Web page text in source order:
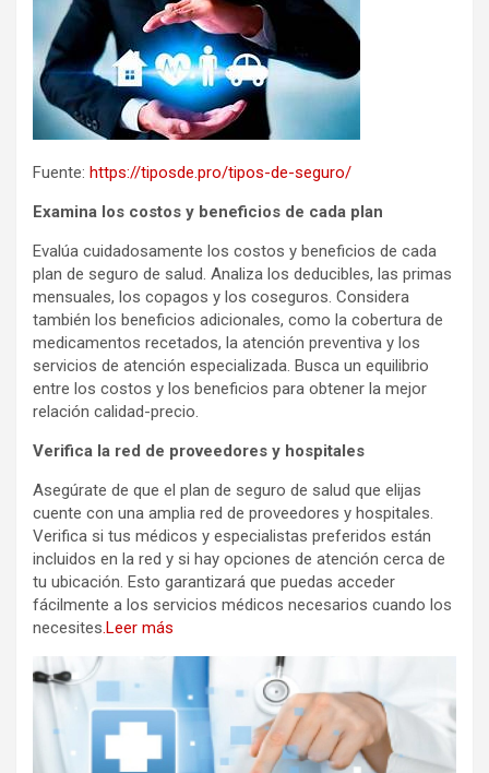
Fuente: https://tiposde.pro/tipos-de-seguro/
Examina los costos y beneficios de cada plan
Evalúa cuidadosamente los costos y beneficios de cada
plan de seguro de salud. Analiza los deducibles, las primas
mensuales, los copagos y los coseguros. Considera
también los beneficios adicionales, como la cobertura de
medicamentos recetados, la atención preventiva y los
servicios de atención especializada. Busca un equilibrio
entre los costos y los beneficios para obtener la mejor
relación calidad-precio.
Verifica la red de proveedores y hospitales
Asegúrate de que el plan de seguro de salud que elijas
cuente con una amplia red de proveedores y hospitales.
Verifica si tus médicos y especialistas preferidos están
incluidos en la red y si hay opciones de atención cerca de
tu ubicación. Esto garantizará que puedas acceder
fácilmente a los servicios médicos necesarios cuando los
necesites.Leer más